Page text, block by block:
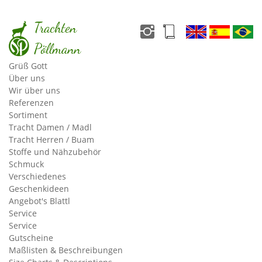
Trachten
Pöllmann
Grüß Gott
Über uns
Wir über uns
Referenzen
Sortiment
Tracht Damen / Madl
Tracht Herren / Buam
Stoffe und Nähzubehör
Schmuck
Verschiedenes
Geschenkideen
Angebot's Blattl
Service
Service
Gutscheine
Maßlisten & Beschreibungen
»Sortiment»Tracht Damen / Madl
Schürzen
Schürzen werden in der Regel immer speziell für Sie nach
Maß gefertigt.
Die gängigen Stoffe für die Festtracht haben wir vorrätig